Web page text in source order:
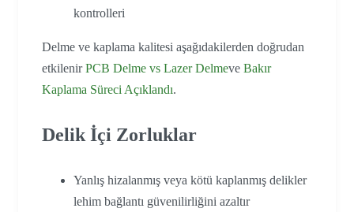
kontrolleri
Delme ve kaplama kalitesi aşağıdakilerden doğrudan
etkilenirPCB Delme vs Lazer Delmeve Bakır
Kaplama Süreci Açıklandı.
Delik İçi Zorluklar
Yanlış hizalanmış veya kötü kaplanmış delikler
lehim bağlantı güvenilirliğini azaltır